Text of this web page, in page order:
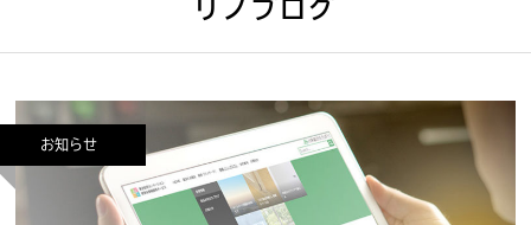
リノブログ
お知らせ